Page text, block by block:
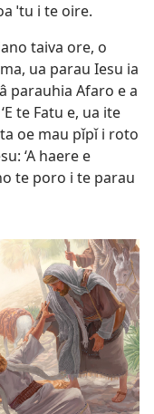
ˈtu i te oire.
taiva ore, o
ua parau Iesu ia
parauhia Afaro e a
te Fatu e, ua ite
oe mau pǐpǐ i roto
‘A haere e
te poro i te parau